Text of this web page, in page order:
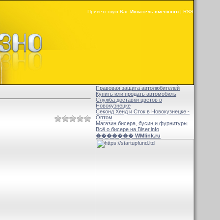
Приветствую Вас Искатель смешного | RSS
Правовая защита автолюбителей
Купить или продать автомобиль
Служба доставки цветов в
Новокузнецке
Секонд Хенд и Сток в Новокузнецке -
Оптом
Магазин бисера, бусин и фурнитуры
Всё о бисере на Biser.info
������� WMlink.ru